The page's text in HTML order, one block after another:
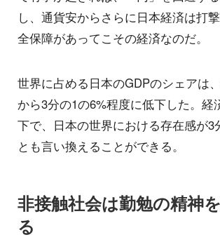
し、通貨安からさらに日本経済は打
全保障があってこその経済なのだ。
世界に占める日本のGDPのシェアは
から3分の1の6%程度に低下した。経
下で、日本の世界における存在感が3
とも言い換えることができる。
非接触社会は勤勉の精神
る